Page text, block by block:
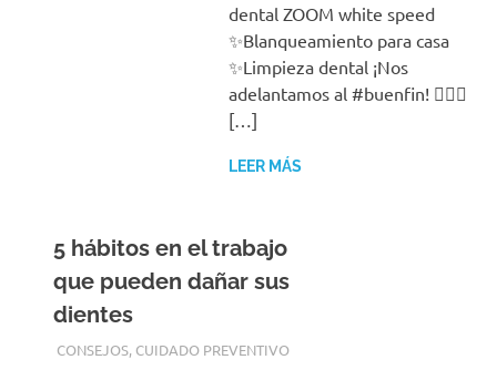
dental ZOOM white speed
✨Blanqueamiento para casa
✨Limpieza dental ¡Nos
adelantamos al #buenfin! 👌🏻📆
[…]
LEER MÁS
5 hábitos en el trabajo
que pueden dañar sus
dientes
2 JUNIO, 2016
ADMIN
CONSEJOS, CUIDADO PREVENTIVO